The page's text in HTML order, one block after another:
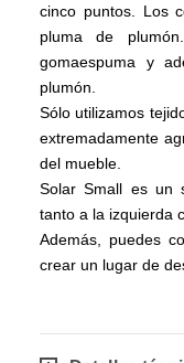
cinco puntos. Los
pluma de
gomaespuma y
plumón.
Sólo utilizamos
extremadamente
del mueble.
Solar Small es un
tanto a la izquierda
Además, puedes
crear un lugar de